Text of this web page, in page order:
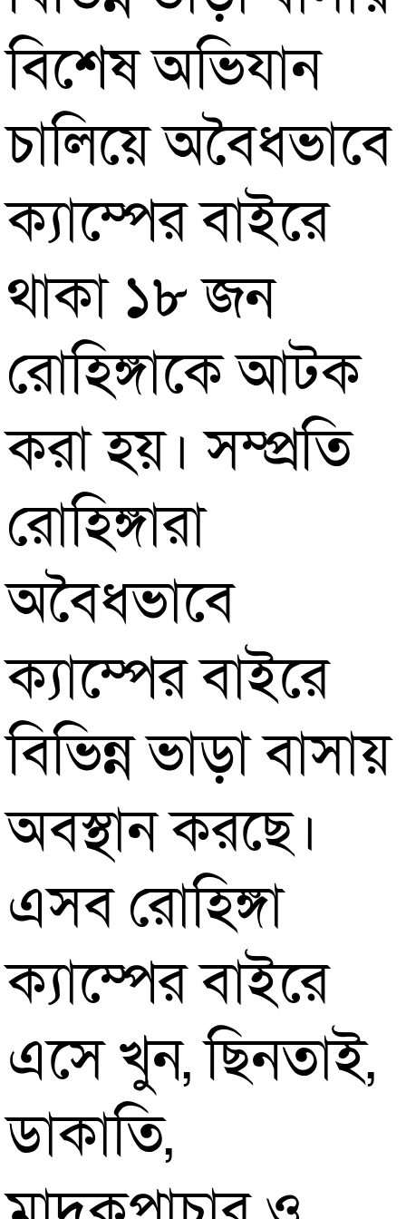
বিশেষ অভিযান
চালিয়ে অবৈধভাবে
ক্যাম্পের বাইরে
থাকা ১৮ জন
রোহিঙ্গাকে আটক
করা হয়। সম্প্রতি
রোহিঙ্গারা
অবৈধভাবে
ক্যাম্পের বাইরে
বিভিন্ন ভাড়া বাসায়
অবস্থান করছে।
এসব রোহিঙ্গা
ক্যাম্পের বাইরে
এসে খুন, ছিনতাই,
ডাকাতি,